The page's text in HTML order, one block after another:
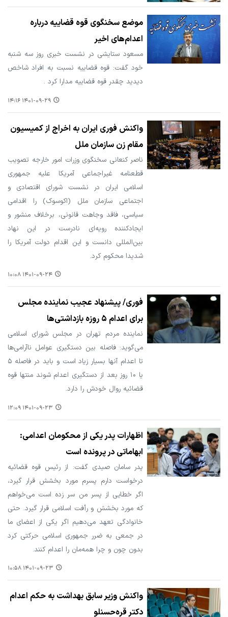
موضع سخنگوی قوه قضاییه درباره
اعدام‌های اخیر
مسعود ستایشی در نشست خبری روز سه شنبه
خود گفت: قوه قضاییه نسبت به افراد شاخص
دیدید چقدر قوه قضاییه مدارا کرد .
۱۴۰۱-۰۹-۲۹ ۱۴:۱۶
واکنش فوری ایران به اخراج از کمیسیون
مقام زن سازمان ملل
ناصر کنعانی سخنگوی وزرات امور خارجه تصویب
قطعنامه غیراجماعی آمریکا علیه جمهوری
اسلامی ایران در نشست شورای اقتصادی و
اجتماعی سازمان ملل (اکوسوک) را اقدامی
سیاسی، فاقد وجاهت قانونی، برخلاف منشور و
ایجادکننده رویه‌ای نادرست در این نهاد
بین‌المللی دانست و این اقدام دولت آمریکا را
شدیدا محکوم کرد.
۱۴۰۱-۰۹-۲۴ ۱۰:۰۸
فوری/ پیشنهاد عجیب نماینده مجلس
برای اعدام ۵ روزه بازداشتی‌ها
نماینده مردم تهران در مجلس شورای اسلامی
می‌گوید: فاصله بین دستگیری عوامل ناآرامی‌ها
تا اعدام آنها بسیار زیاد است و باید در فاصله ۵
یا ۱۰ روز بعد از دستگیری اعدام شوند منتها قوه
قضائیه روال خودش را دارد.
۱۴۰۱-۰۹-۲۳ ۱۲:۰۹
اظهارات پدر یکی از محکومان اعدامی:
ابهاماتی در پرونده است
پدر سامان صیدی گفت: از رئیس قوه قضائیه
درخواست دارم پسرم مورد بخشش قرار گیرد،
اگر خطایی از پسر من سر زده است می‌خواهم
که مورد بخشش و رأفت اسلامی قرار گیرد. حتی
خانوادگی تعهد می‌دهیم اگر یکی از اعضای ما
در جمعی به ضرر جمهوری اسلامی حرکتی کرد
بدون چون و چرا همه‌مان را اعدام کنند.
۱۴۰۱-۰۹-۲۳ ۱۰:۵۸
واکنش وزیر سابق بهداشت به حکم اعدام
دکتر قره‌حسنلو